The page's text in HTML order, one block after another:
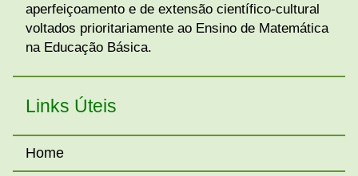
aperfeiçoamento e de extensão científico-cultural
voltados prioritariamente ao Ensino de Matemática
na Educação Básica.
Links Úteis
Home